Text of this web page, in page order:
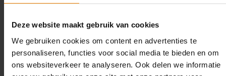
Deze website maakt gebruik van cookies
We gebruiken cookies om content en advertenties te
personaliseren, functies voor social media te bieden en om
ons websiteverkeer te analyseren. Ook delen we informatie
Laat ons het doen!